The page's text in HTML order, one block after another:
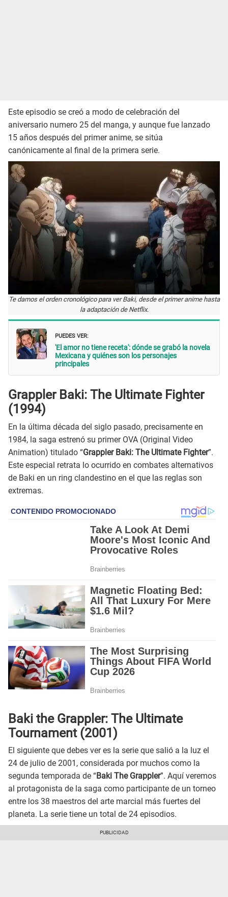
Este episodio se creó a modo de celebración del
aniversario numero 25 del manga, y aunque fue lanzado
15 años después del primer anime, se sitúa
canónicamente al final de la primera serie.
Te damos el orden cronológico para ver Baki, desde el primer anime hasta
la adaptación de Netflix.
PUEDES VER:
'El amor no tiene receta': dónde se grabó la novela
Mexicana y quiénes son los personajes
principales
Grappler Baki: The Ultimate Fighter
(1994)
En la última década del siglo pasado, precisamente en
1984, la saga estrenó su primer OVA (Original Video
Animation) titulado “Grappler Baki: The Ultimate Fighter”.
Este especial retrata lo ocurrido en combates alternativos
de Baki en un ring clandestino en el que las reglas son
extremas.
Baki the Grappler: The Ultimate
Tournament (2001)
El siguiente que debes ver es la serie que salió a la luz el
24 de julio de 2001, considerada por muchos como la
segunda temporada de “Baki The Grappler”. Aquí veremos
al protagonista de la saga como participante de un torneo
entre los 38 maestros del arte marcial más fuertes del
planeta. La serie tiene un total de 24 episodios.